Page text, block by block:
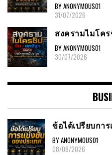
BY ANONYMOUS01
31/07/2026
สงครามไมโค
BY ANONYMOUS01
30/07/2026
ข้อได้เปรียบกา
BY ANONYMOUS01
08/08/2026